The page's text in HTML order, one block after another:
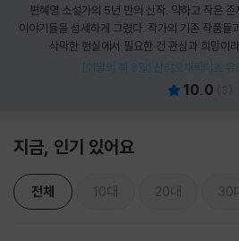
편혜영 소설가의 5년 만의 신작. 약하고 작은
이야기들을 섬세하게 그렸다. 작가의 기존 작품들
삭막한 현실에서 필요한 건 관심과 희망이
[이달의 책 8월] 산리오캐릭터즈
10.0
지금, 인기 있어요
전체 10대 20대 30